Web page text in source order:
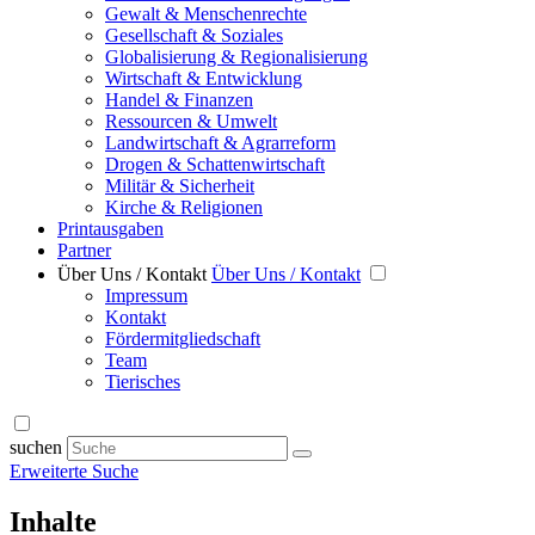
Gewalt & Menschenrechte
Gesellschaft & Soziales
Globalisierung & Regionalisierung
Wirtschaft & Entwicklung
Handel & Finanzen
Ressourcen & Umwelt
Landwirtschaft & Agrarreform
Drogen & Schattenwirtschaft
Militär & Sicherheit
Kirche & Religionen
Printausgaben
Partner
Über Uns / Kontakt Über Uns / Kontakt
Impressum
Kontakt
Fördermitgliedschaft
Team
Tierisches
suchen
Erweiterte Suche
Inhalte